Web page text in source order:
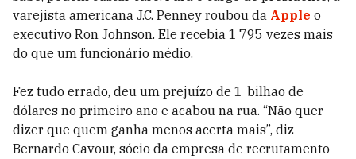
varejista americana J.C. Penney roubou da Apple o
executivo Ron Johnson. Ele recebia 1 795 vezes mais
do que um funcionário médio.
Fez tudo errado, deu um prejuízo de 1 bilhão de
dólares no primeiro ano e acabou na rua. “Não quer
dizer que quem ganha menos acerta mais”, diz
Bernardo Cavour, sócio da empresa de recrutamento